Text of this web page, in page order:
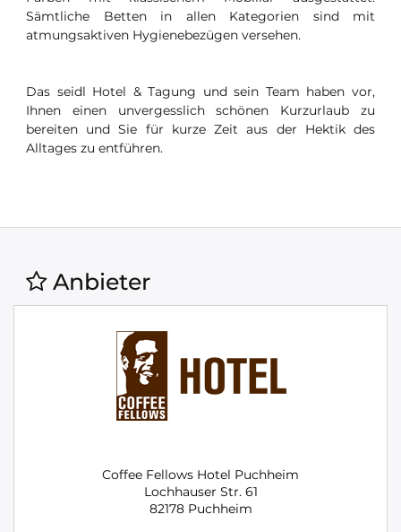
Sämtliche Betten in allen Kategorien sind mit
atmungsaktiven Hygienebezügen versehen.
Das seidl Hotel & Tagung und sein Team haben vor,
Ihnen einen unvergesslich schönen Kurzurlaub zu
bereiten und Sie für kurze Zeit aus der Hektik des
Alltages zu entführen.
Anbieter
Coffee Fellows Hotel Puchheim
Lochhauser Str. 61
82178 Puchheim